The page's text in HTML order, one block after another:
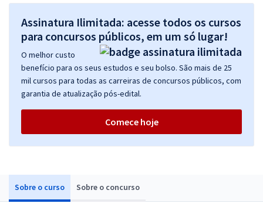
Sobre o curso Sobre o concurso
Assinatura Ilimitada: acesse todos os cursos
para concursos públicos, em um só lugar!
O melhor custo
benefício para os seus estudos e seu bolso. São mais de 25
mil cursos para todas as carreiras de concursos públicos, com
garantia de atualização pós-edital.
Comece hoje